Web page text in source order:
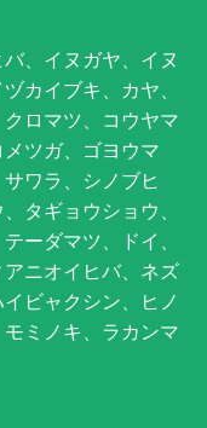
、イヌガヤ、イヌ
カイブキ、カヤ、
ロマツ、コウヤマ
ツガ、ゴヨウマ
ワラ、シノブヒ
タギョウショウ、
ーダマツ、ドイ、
ニオイヒバ、ネズ
ビャクシン、ヒノ
ミノキ、ラカンマ